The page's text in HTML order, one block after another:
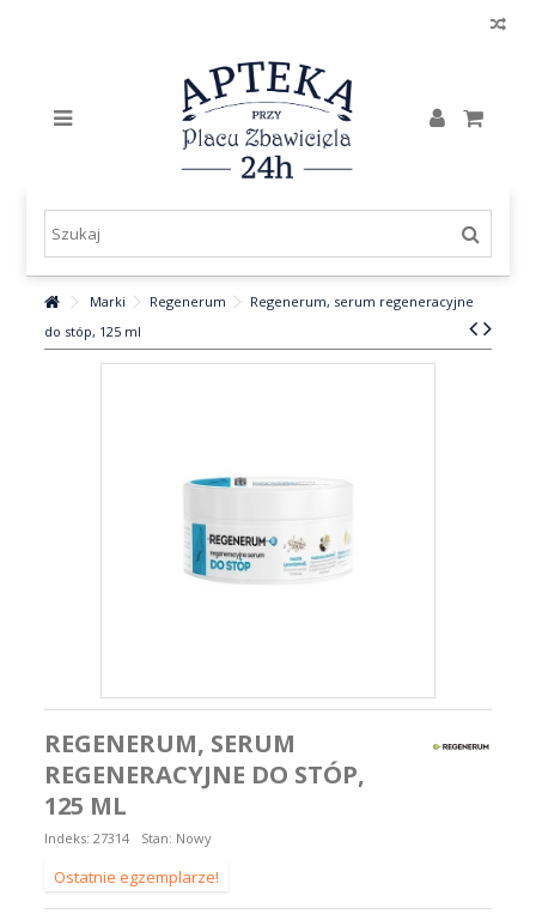
Marki Regenerum
Regenerum, serum regeneracyjne
do stóp, 125 ml
REGENERUM, SERUM
REGENERACYJNE DO STÓP,
125 ML
Indeks: 27314 Stan: Nowy
Ostatnie egzemplarze!